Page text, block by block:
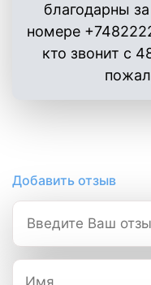
благодарны
номере
кто звонит с
Добавить отзыв